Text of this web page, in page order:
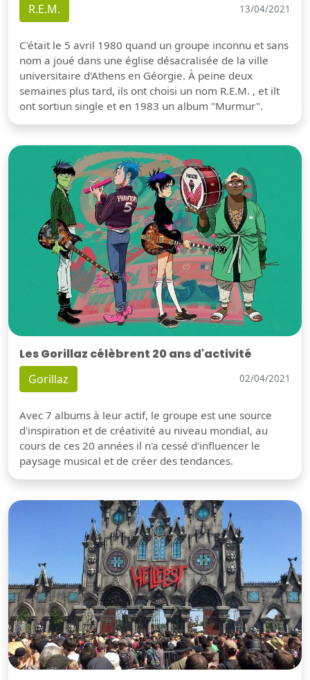
R.E.M. 13/04/2021
C'était le 5 avril 1980 quand un groupe inconnu et sans
nom a joué dans une église désacralisée de la ville
universitaire d'Athens en Géorgie. À peine deux
semaines plus tard, ils ont choisi un nom R.E.M. , et ilt
ont sortiun single et en 1983 un album "Murmur".
Les Gorillaz célèbrent 20 ans d'activité
Gorillaz 02/04/2021
Avec 7 albums à leur actif, le groupe est une source
d'inspiration et de créativité au niveau mondial, au
cours de ces 20 années il n'a cessé d'influencer le
paysage musical et de créer des tendances.